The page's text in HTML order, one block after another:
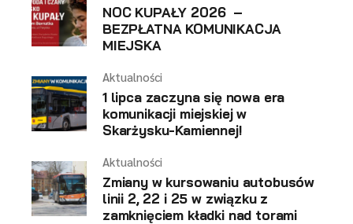
NOC KUPAŁY 2026 –
BEZPŁATNA KOMUNIKACJA
MIEJSKA
Aktualności
1 lipca zaczyna się nowa era
komunikacji miejskiej w
Skarżysku-Kamiennej!
Aktualności
Zmiany w kursowaniu autobusów
linii 2, 22 i 25 w związku z
zamknięciem kładki nad torami